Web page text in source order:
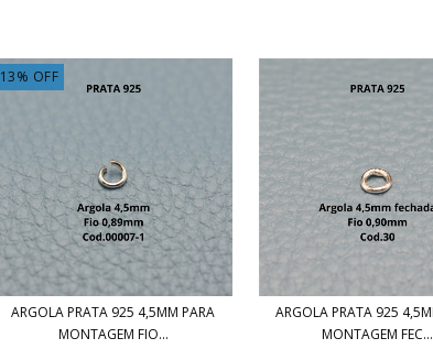
13% OFF
ARGOLA PRATA 925 4,5MM PARA
MONTAGEM FIO...
ARGOLA PRATA 925
MONTAGEM FEC...